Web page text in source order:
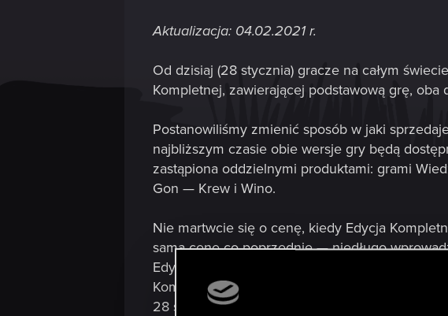
Aktualizacja: 04.02.2021 r.
Od dzisiaj (28 stycznia) gracze na całym
Kompletnej, zawierającej podstawową grę,
Postanowiliśmy zmienić sposób w jaki
najbliższym czasie obie wersje gry będą
zastąpiona oddzielnymi produktami: grami
Gon — Krew i Wino.
Nie martwcie się o cenę, kiedy Edycja
samą cenę co poprzednie — niedługo
Edycję Kompletną zatrzyma do niej dostęp i
Kompletnej (w wersji cyfrowej) otrzymają
28 stycznia 2021 r. we wszystkich regionach,